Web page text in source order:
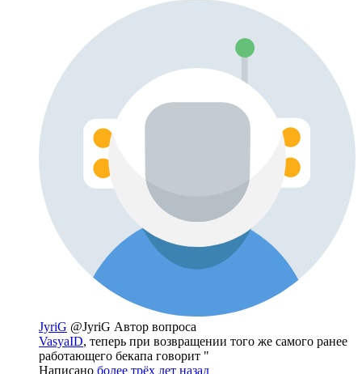
JyriG @JyriG Автор вопроса
VasyaID, теперь при возвращении того же самого ранее
работающего бекапа говорит "
Написано более трёх лет назад